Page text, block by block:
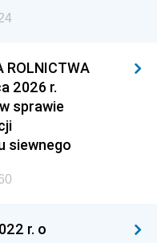
ROLNICTWA
2026 r.
sprawie
siewnego
r. o